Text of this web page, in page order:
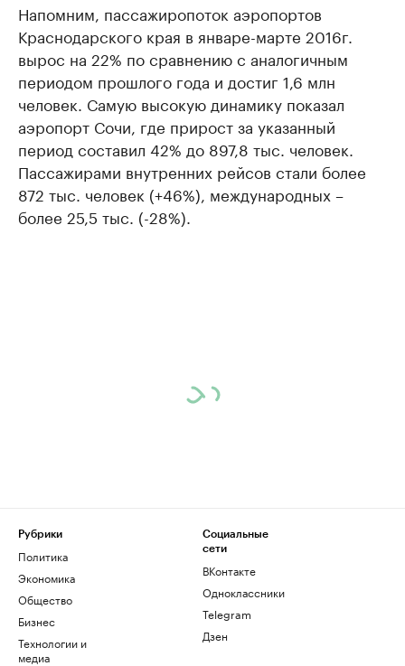
Напомним, пассажиропоток аэропортов
Краснодарского края в январе-марте 2016г.
вырос на 22% по сравнению с аналогичным
периодом прошлого года и достиг 1,6 млн
человек. Самую высокую динамику показал
аэропорт Сочи, где прирост за указанный
период составил 42% до 897,8 тыс. человек.
Пассажирами внутренних рейсов стали более
872 тыс. человек (+46%), международных –
более 25,5 тыс. (-28%).
Рубрики
Политика
Экономика
Общество
Бизнес
Технологии и
медиа
Социальные
сети
ВКонтакте
Одноклассники
Telegram
Дзен